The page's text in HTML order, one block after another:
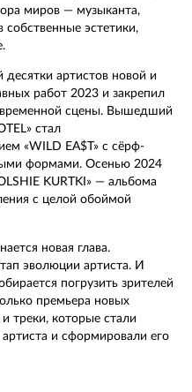
миров — музыканта,
эстетики,
артистов новой и
работ 2023 и закрепил
сцены. Вышедший
стал
«WILD EA$T» с сёрф-
формами. Осенью 2024
KURTKI» — альбома
с целой обоймой
новая глава.
эволюции артиста. И
погрузить зрителей
премьера новых
треки, которые стали
и сформировали его